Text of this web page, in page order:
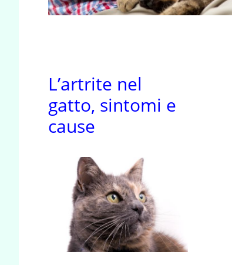
L’artrite nel
gatto, sintomi e
cause